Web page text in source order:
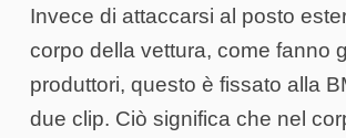
Invece di attaccarsi al posto
corpo della vettura, come fanno
produttori, questo è fissato alla
due clip. Ciò significa che nel